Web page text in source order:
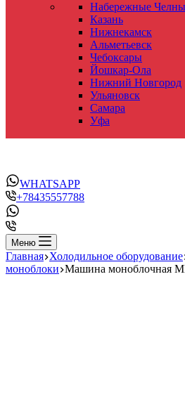
Набережные Челны
Казань
Нижнекамск
Альметьевск
Чебоксары
Йошкар-Ола
Нижний Новгород
Ульяновск
Самара
Уфа
WHATSAPP
+78435557788
Меню
Главная Холодильное оборудование
моноблоки Машина моноблочная